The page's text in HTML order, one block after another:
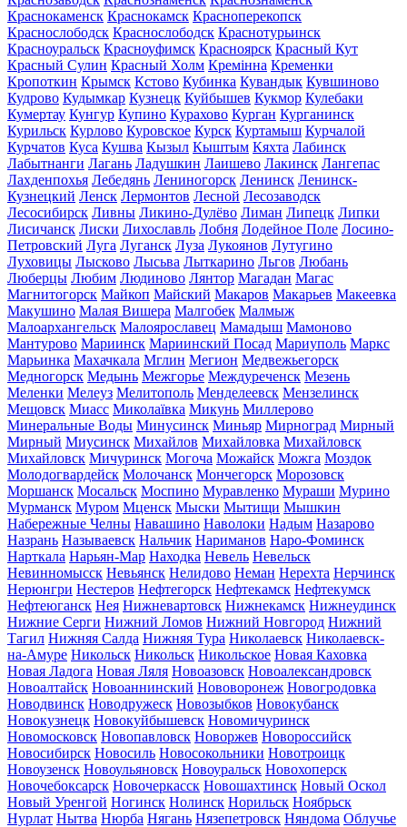
Краснокаменск Краснокамск Красноперекопск
Краснослободск Краснослободск Краснотурьинск
Красноуральск Красноуфимск Красноярск Красный Кут
Красный Сулин Красный Холм Кремінна Кременки
Кропоткин Крымск Кстово Кубинка Кувандык Кувшиново
Кудрово Кудымкар Кузнецк Куйбышев Кукмор Кулебаки
Кумертау Кунгур Купино Курахово Курган Курганинск
Курильск Курлово Куровское Курск Куртамыш Курчалой
Курчатов Куса Кушва Кызыл Кыштым Кяхта Лабинск
Лабытнанги Лагань Ладушкин Лаишево Лакинск Лангепас
Лахденпохья Лебедянь Лениногорск Ленинск Ленинск-
Кузнецкий Ленск Лермонтов Лесной Лесозаводск
Лесосибирск Ливны Ликино-Дулёво Лиман Липецк Липки
Лисичанск Лиски Лихославль Лобня Лодейное Поле Лосино-
Петровский Луга Луганск Луза Лукоянов Лутугино
Луховицы Лысково Лысьва Лыткарино Льгов Любань
Люберцы Любим Людиново Лянтор Магадан Магас
Магнитогорск Майкоп Майский Макаров Макарьев Макеевка
Макушино Малая Вишера Малгобек Малмыж
Малоархангельск Малоярославец Мамадыш Мамоново
Мантурово Мариинск Мариинский Посад Мариуполь Маркс
Марьинка Махачкала Мглин Мегион Медвежьегорск
Медногорск Медынь Межгорье Междуреченск Мезень
Меленки Мелеуз Мелитополь Менделеевск Мензелинск
Мещовск Миасс Миколаївка Микунь Миллерово
Минеральные Воды Минусинск Миньяр Мирноград Мирный
Мирный Миусинск Михайлов Михайловка Михайловск
Михайловск Мичуринск Могоча Можайск Можга Моздок
Молодогвардейск Молочанск Мончегорск Морозовск
Моршанск Мосальск Моспино Муравленко Мураши Мурино
Мурманск Муром Мценск Мыски Мытищи Мышкин
Набережные Челны Навашино Наволоки Надым Назарово
Назрань Называевск Нальчик Нариманов Наро-Фоминск
Нарткала Нарьян-Мар Находка Невель Невельск
Невинномысск Невьянск Нелидово Неман Нерехта Нерчинск
Нерюнгри Нестеров Нефтегорск Нефтекамск Нефтекумск
Нефтеюганск Нея Нижневартовск Нижнекамск Нижнеудинск
Нижние Серги Нижний Ломов Нижний Новгород Нижний
Тагил Нижняя Салда Нижняя Тура Николаевск Николаевск-
на-Амуре Никольск Никольск Никольское Новая Каховка
Новая Ладога Новая Ляля Новоазовск Новоалександровск
Новоалтайск Новоаннинский Нововоронеж Новогродовка
Новодвинск Новодружеск Новозыбков Новокубанск
Новокузнецк Новокуйбышевск Новомичуринск
Новомосковск Новопавловск Новоржев Новороссийск
Новосибирск Новосиль Новосокольники Новотроицк
Новоузенск Новоульяновск Новоуральск Новохоперск
Новочебоксарск Новочеркасск Новошахтинск Новый Оскол
Новый Уренгой Ногинск Нолинск Норильск Ноябрьск
Нурлат Нытва Нюрба Нягань Нязепетровск Няндома Облучье